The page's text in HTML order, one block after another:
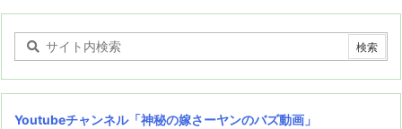
Youtubeチャンネル「神秘の嫁さーヤンのバズ動画」